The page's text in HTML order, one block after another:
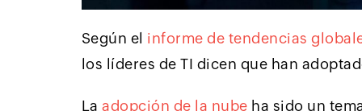
Según el informe de tendencias
los líderes de TI dicen que han
Laadopción de la nube ha sido un